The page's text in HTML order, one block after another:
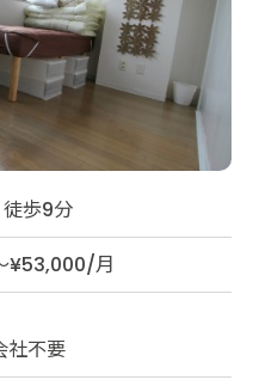
歩9分
¥53,000/月
社不要